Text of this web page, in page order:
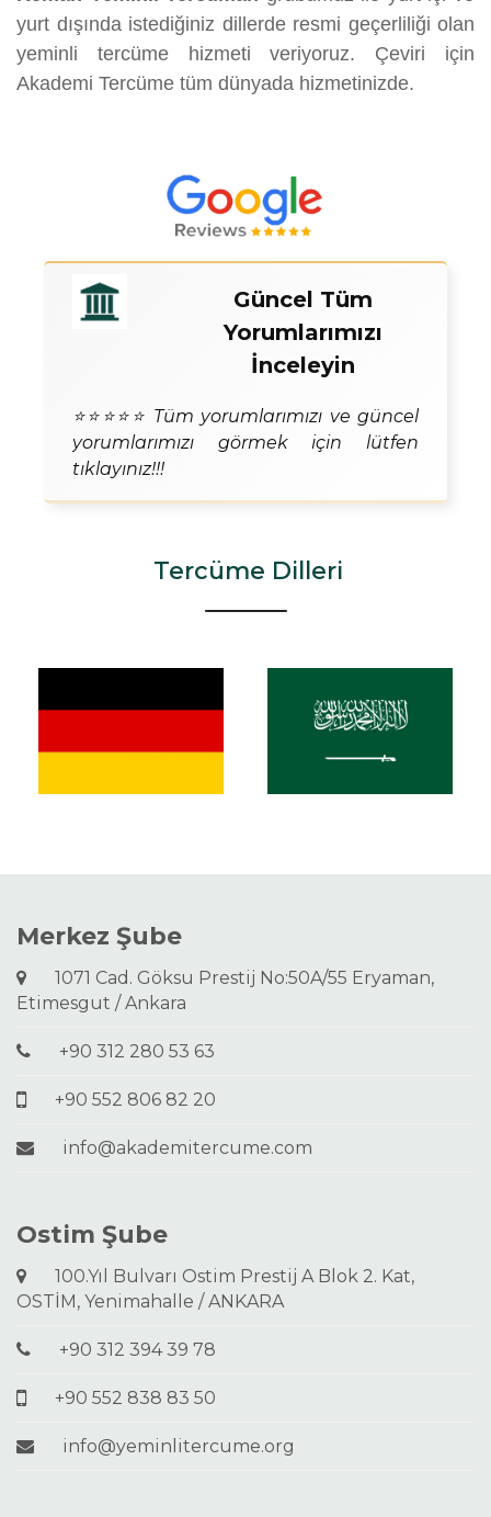
yurt dışında istediğiniz dillerde resmi geçerliliği olan
yeminli tercüme hizmeti veriyoruz. Çeviri için
Akademi Tercüme tüm dünyada hizmetinizde.
Güncel Tüm
Yorumlarımızı
İnceleyin
⭐⭐⭐⭐⭐ Tüm yorumlarımızı ve güncel
yorumlarımızı görmek için lütfen
tıklayınız!!!
Tercüme Dilleri
Merkez Şube
1071 Cad. Göksu Prestij No:50A/55 Eryaman,
Etimesgut / Ankara
+90 312 280 53 63
+90 552 806 82 20
info@akademitercume.com
Ostim Şube
100.Yıl Bulvarı Ostim Prestij A Blok 2. Kat,
OSTİM, Yenimahalle / ANKARA
+90 312 394 39 78
+90 552 838 83 50
info@yeminlitercume.org